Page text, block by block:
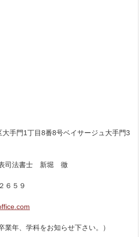
手門1丁目8番8号ベイサージュ大手門3
司法書士 新堀 徹
６５９
業年、学科をお知らせ下さい。）